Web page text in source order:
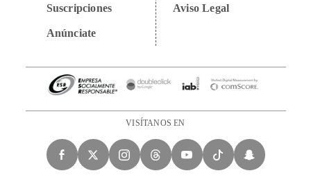
Suscripciones
Anúnciate
Aviso Legal
VISÍTANOS EN